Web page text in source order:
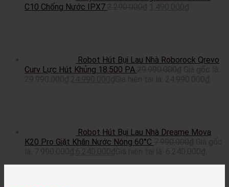
C10 Chống Nước IPX7
Robot Hút Bụi Lau Nhà Roborock Qrevo
Curv Lực Hút Khủng 18.500 PA
Robot Hút Bụi Lau Nhà Dreame Mova
K20 Pro Giặt Khăn Nước Nóng 60°C